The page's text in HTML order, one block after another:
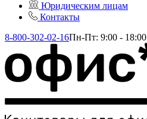
Юридическим лицам
Контакты
8-800-302-02-16Пн-Пт: 9:00 - 18:00